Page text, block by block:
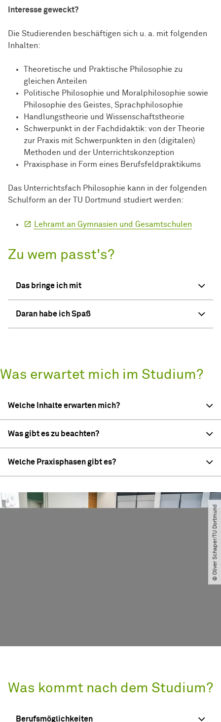
Interesse geweckt?
Die Studierenden beschäftigen sich u. a. mit folgenden
Inhalten:
Theoretische und Praktische Philosophie zu
gleichen Anteilen
Politische Philosophie und Moralphilosophie sowie
Philosophie des Geistes, Sprachphilosophie
Handlungstheorie und Wissenschaftstheorie
Schwerpunkt in der Fachdidaktik: von der Theorie
zur Praxis mit Schwerpunkten in den (digitalen)
Methoden und der Unterrichtskonzeption
Praxisphase in Form eines Berufsfeldpraktikums
Das Unterrichtsfach Philosophie kann in der folgenden
Schulform an der TU Dortmund studiert werden:
Lehramt an Gymnasien und Gesamtschulen
Zu wem passt's?
Das bringe ich mit
Daran habe ich Spaß
Was erwartet mich im Studium?
Welche Inhalte erwarten mich?
Was gibt es zu beachten?
Welche Praxisphasen gibt es?
© Oliver Schaper​/​TU Dortmund
Was kommt nach dem Studium?
Berufsmöglichkeiten